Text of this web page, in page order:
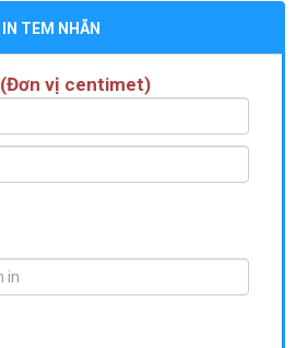
IN TEM NHÃN
(Đơn vị centimet)